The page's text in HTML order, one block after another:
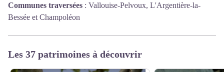
Communes traversées : Vallouise-Pelvoux, L'Argentière-la-
Bessée et Champoléon
Les 37 patrimoines à découvrir